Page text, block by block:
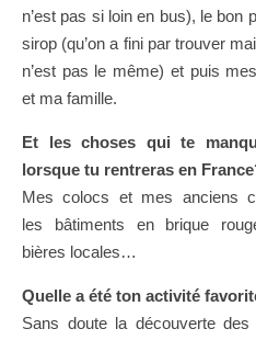
n’est pas si loin en bus), le bon
sirop (qu’on a fini par trouver
n’est pas le même) et puis
et ma famille.
Et les choses qui te
lorsque tu rentreras en
Mes colocs et mes anciens
les bâtiments en brique
bières locales…
Quelle a été ton activité
Sans doute la découverte